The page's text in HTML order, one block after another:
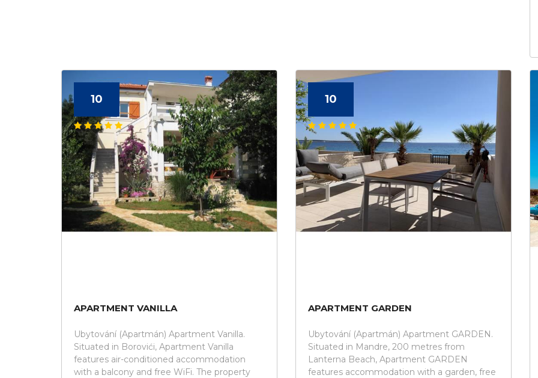
10
APARTMENT VANILLA
Ubytování (Apartmán) Apartment Vanilla.
Situated in Borovići, Apartment Vanilla
features air-conditioned accommodation
with a balcony and free WiFi. The property
10
APARTMENT GARDEN
Ubytování (Apartmán) Apartment GARDEN.
Situated in Mandre, 200 metres from
Lanterna Beach, Apartment GARDEN
features accommodation with a garden, free